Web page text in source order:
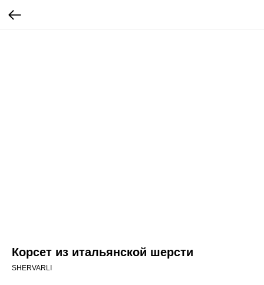
Корсет из итальянской шерсти
SHERVARLI